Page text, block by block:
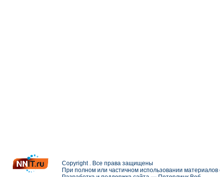
Copyright . Все права защищены
При полном или частичном использовании